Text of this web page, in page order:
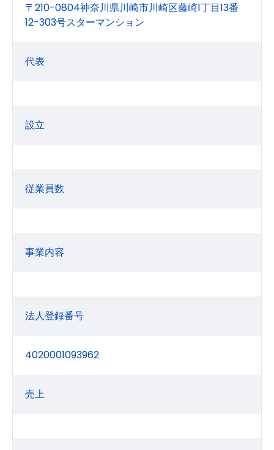
〒210-0804神奈川県川崎市川崎区藤崎1丁目13番
12-303号スターマンション
代表
設立
従業員数
事業内容
法人登録番号
4020001093962
売上